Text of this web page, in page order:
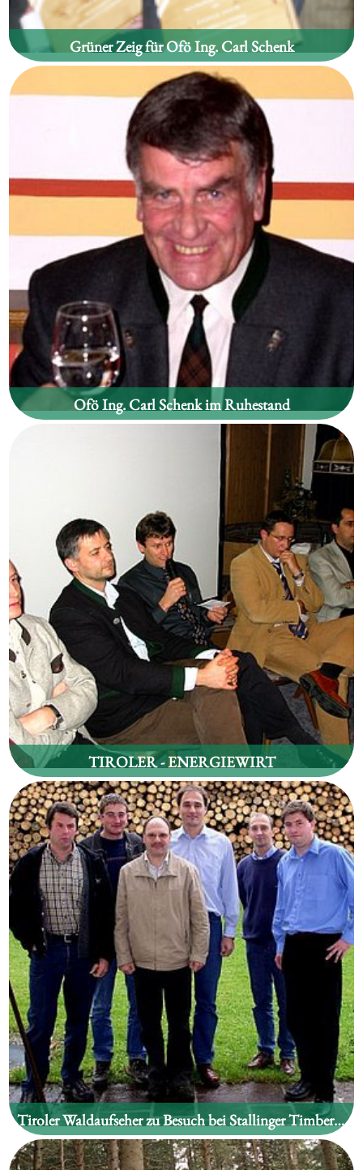
Grüner Zeig für Ofö Ing. Carl Schenk
Ofö Ing. Carl Schenk im Ruhestand
TIROLER - ENERGIEWIRT
Tiroler Waldaufseher zu Besuch bei Stallinger Timber Industries